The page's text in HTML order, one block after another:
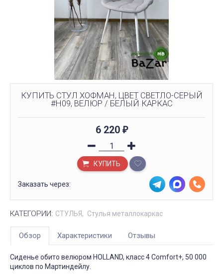
КУПИТЬ СТУЛ ХОФМАН, ЦВЕТ СВЕТЛО-СЕРЫЙ
#H09, ВЕЛЮР / БЕЛЫЙ КАРКАС
6 220 ₽
КУПИТЬ
Заказать через:
КАТЕГОРИИ: СТУЛЬЯ Стулья металлокаркас
Обзор Характеристики Отзывы
Сиденье обито велюром HOLLAND, класс 4 Comfort+, 50 000
циклов по Мартиндейлу.